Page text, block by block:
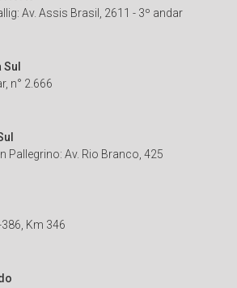
Av. Assis Brasil, 2611 - 3º andar
n° 2.666
Pallegrino: Av. Rio Branco, 425
Km 346